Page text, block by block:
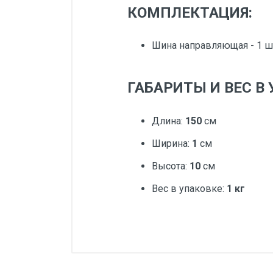
КОМПЛЕКТАЦИЯ:
Шина направляющая - 1
ГАБАРИТЫ И ВЕС В
Длина: 150 см
Ширина: 1 см
Высота: 10 см
Вес в упаковке: 1 кг